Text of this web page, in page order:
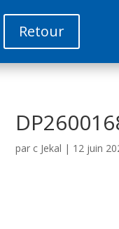
Retour
par c Jekal | 12 juin